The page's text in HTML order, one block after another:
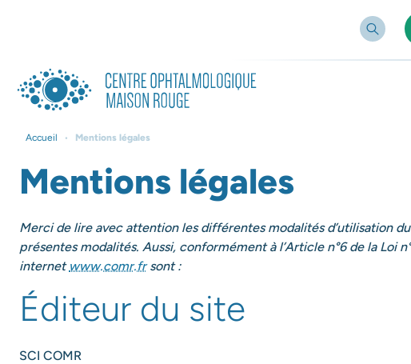
Accueil • Mentions légales
Mentions légales
Merci de lire avec attention les différentes modalités d’utilisation
présentes modalités. Aussi, conformément à l’Article n°6 de la Loi
internet www.comr.frsont :
Éditeur du site
SCI COMR